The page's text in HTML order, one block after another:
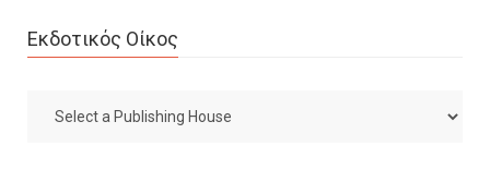
Εκδοτικός Οίκος